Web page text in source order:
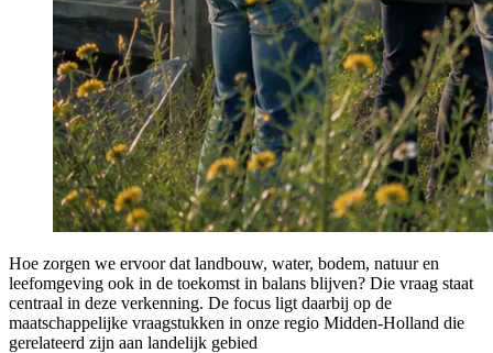
Hoe zorgen we ervoor dat landbouw, water, bodem, natuur en
leefomgeving ook in de toekomst in balans blijven? Die vraag staat
centraal in deze verkenning. De focus ligt daarbij op de
maatschappelijke vraagstukken in onze regio Midden-Holland die
gerelateerd zijn aan landelijk gebied